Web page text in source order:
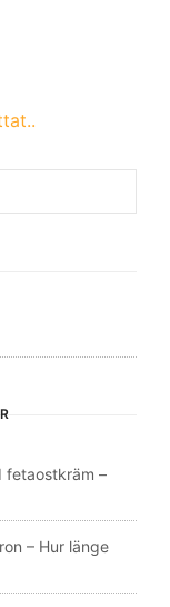
fetaostkräm –
– Hur länge